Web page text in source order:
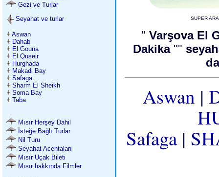
Gezi ve Turlar
Seyahat ve turlar
Aswan
Dahab
El Gouna
El Quseir
Hurghada
Makadi Bay
Safaga
Sharm El Sheikh
Soma Bay
Taba
Mısır Herşey Dahil
İsteğe Bağlı Turlar
Nil Turu
Seyahat Acentaları
Mısır Uçak Bileti
Mısır hakkında Filmler
SUPER
"Varşova El
Dakika ""
Aswan |
Safaga |